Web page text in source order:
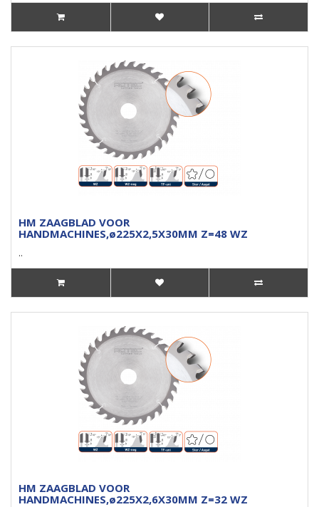
HM ZAAGBLAD VOOR
HANDMACHINES,ø225X2,5X30MM Z=48 WZ
..
HM ZAAGBLAD VOOR
HANDMACHINES,ø225X2,6X30MM Z=32 WZ